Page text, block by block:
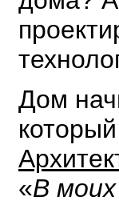
Дом
«В